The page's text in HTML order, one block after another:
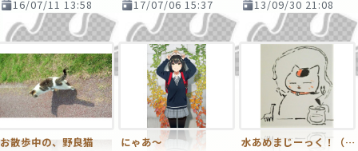
16/07/11 13:58 17/07/06 15:37 13/09/30 21:08
お散歩中の、野良猫
にゃあ～
水あめまじーっく！（週捲りカレンダーより）